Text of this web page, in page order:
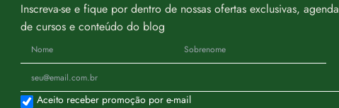
Inscreva-se e fique por dentro de nossas ofertas exclusivas, agenda
de cursos e conteúdo do blog
Aceito receber promoção por e-mail